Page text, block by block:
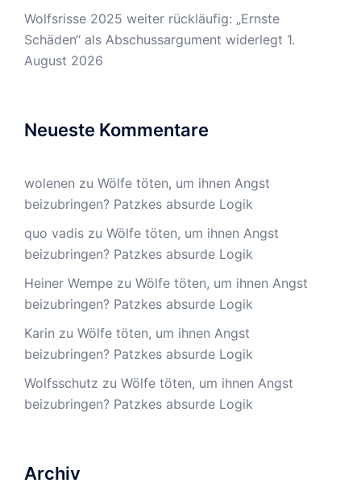
Wolfsrisse 2025 weiter rückläufig: „Ernste
Schäden“ als Abschussargument widerlegt 1.
August 2026
Neueste Kommentare
wolenen zu Wölfe töten, um ihnen Angst
beizubringen? Patzkes absurde Logik
quo vadis zu Wölfe töten, um ihnen Angst
beizubringen? Patzkes absurde Logik
Heiner Wempe zu Wölfe töten, um ihnen Angst
beizubringen? Patzkes absurde Logik
Karin zu Wölfe töten, um ihnen Angst
beizubringen? Patzkes absurde Logik
Wolfsschutz zu Wölfe töten, um ihnen Angst
beizubringen? Patzkes absurde Logik
Archiv